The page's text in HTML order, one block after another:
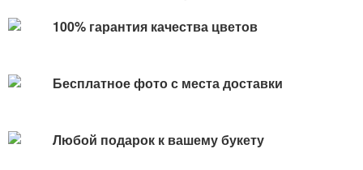
100% гарантия качества цветов
Бесплатное фото с места доставки
Любой подарок к вашему букету